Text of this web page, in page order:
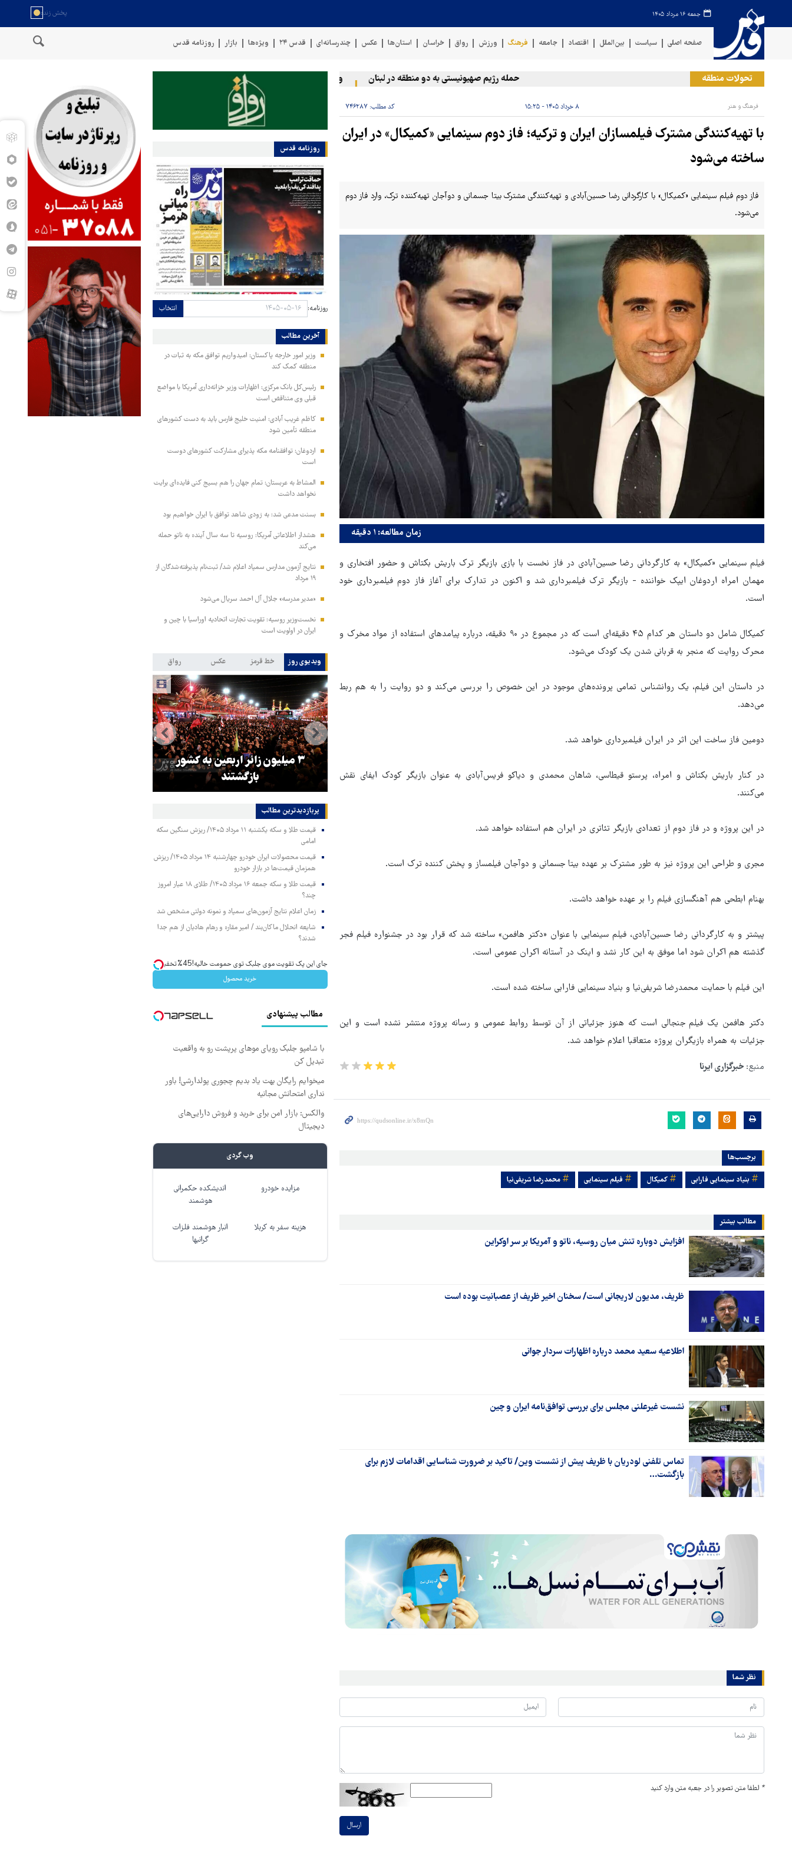
جمعه ۱۶ مرداد ۱۴۰۵
صفحه اصلی سیاست بین‌الملل اقتصاد جامعه فرهنگ ورزش رواق خراسان استان‌ها عکس چندرسانه‌ای قدس ۲۴ ویژه‌ها بازار روزنامه قدس
تحولات منطقه حمله رژیم صهیونیستی به دو منطقه در لبنان وقوع حادثه دریایی در سواحل عمان
فرهنگ و هنر ۸ خرداد ۱۴۰۵ - ۱۵:۲۵ کد مطلب: ۷۴۶۲۸۷
با تهیه‌کنندگی مشترک فیلمسازان ایران و ترکیه؛ فاز دوم سینمایی «کمیکال» در ایران
ساخته می‌شود
فاز دوم فیلم سینمایی «کمیکال» با کارگردانی رضا حسین‌آبادی و تهیه‌کنندگی مشترک بیتا جسمانی و دوآجان تهیه‌کننده ترک، وارد فاز دوم
می‌شود.
زمان مطالعه: ۱ دقیقه
فیلم سینمایی «کمیکال» به کارگردانی رضا حسین‌آبادی در فاز نخست با بازی بازیگر ترک باریش بکتاش و حضور افتخاری و
مهمان امراه اردوغان ایپک خواننده - بازیگر ترک فیلمبرداری شد و اکنون در تدارک برای آغاز فاز دوم فیلمبرداری خود
است.
کمیکال شامل دو داستان هر کدام ۴۵ دقیقه‌ای است که در مجموع در ۹۰ دقیقه، درباره پیامدهای استفاده از مواد مخرک و
محرک روایت که منجر به قربانی شدن یک کودک می‌شود.
در داستان این فیلم، یک روانشناس تمامی پرونده‌های موجود در این خصوص را بررسی می‌کند و دو روایت را به هم ربط
می‌دهد.
دومین فاز ساخت این اثر در ایران فیلمبرداری خواهد شد.
در کنار باریش بکتاش و امراه، پرستو قیطاسی، شاهان محمدی و دیاکو فریس‌آبادی به عنوان بازیگر کودک ایفای نقش
می‌کنند.
در این پروژه و در فاز دوم از تعدادی بازیگر تئاتری در ایران هم استفاده خواهد شد.
مجری و طراحی این پروژه نیز به طور مشترک بر عهده بیتا جسمانی و دوآجان فیلمساز و پخش کننده ترک است.
بهنام ابطحی هم آهنگسازی فیلم را بر عهده خواهد داشت.
پیشتر و به کارگردانی رضا حسین‌آبادی، فیلم سینمایی با عنوان «دکتر هافمن» ساخته شد که قرار بود در جشنواره فیلم فجر
گذشته هم اکران شود اما موفق به این کار نشد و اینک در آستانه اکران عمومی است.
این فیلم با حمایت محمدرضا شریفی‌نیا و بنیاد سینمایی فارابی ساخته شده است.
دکتر هافمن یک فیلم جنجالی است که هنوز جزئیاتی از آن توسط روابط عمومی و رسانه پروژه منتشر نشده است و این
جزئیات به همراه بازیگران پروژه متعاقبا اعلام خواهد شد.
منبع: خبرگزاری ایرنا
برچسب‌ها
بنیاد سینمایی فارابی کمیکال فیلم سینمایی محمدرضا شریفی‌نیا
مطالب بیشتر
افزایش دوباره تنش میان روسیه، ناتو و آمریکا بر سر اوکراین
ظریف، مدیون لاریجانی است/ سخنان اخیر ظریف از عصبانیت بوده است
اطلاعیه سعید محمد درباره اظهارات سردار جوانی
نشست غیرعلنی مجلس برای بررسی توافق‌نامه ایران و چین
تماس تلفنی لودریان با ظریف پیش از نشست وین/ تاکید بر ضرورت شناسایی اقدامات لازم برای
بازگشت…
نظر شما
* لطفا متن تصویر را در جعبه متن وارد کنید
ارسال
روزنامه قدس
روزنامه: انتخاب
آخرین مطالب
وزیر امور خارجه پاکستان: امیدواریم توافق مکه به ثبات در
منطقه کمک کند
رئیس‌کل بانک مرکزی: اظهارات وزیر خزانه‌داری آمریکا با مواضع
قبلی وی متناقض است
کاظم غریب آبادی: امنیت خلیج فارس باید به دست کشورهای
منطقه تأمین شود
اردوغان: توافقنامه مکه پذیرای مشارکت کشورهای دوست
است
المشاط به عربستان: تمام جهان را هم بسیج کنی فایده‌ای برایت
نخواهد داشت
بسنت مدعی شد: به زودی شاهد توافق با ایران خواهیم بود
هشدار اطلاعاتی آمریکا: روسیه تا سه سال آینده به ناتو حمله
می‌کند
نتایج آزمون مدارس سمپاد اعلام شد/ ثبت‌نام پذیرفته‌شدگان از
۱۹ مرداد
«مدیر مدرسه» جلال آل احمد سریال می‌شود
نخست‌وزیر روسیه:‌ تقویت تجارت اتحادیه اوراسیا با چین و
ایران در اولویت است
ویدیوی روز خط قرمز عکس رواق
در منطقه درمانده کرد
جنگ‌طلبی است!
۳ میلیون زائر اربعین به کشور
بازگشتند
پربازدیدترین‌ مطالب
قیمت طلا و سکه یکشنبه ۱۱ مرداد ۱۴۰۵/ ریزش سنگین سکه
امامی
قیمت محصولات ایران خودرو چهارشنبه ۱۴ مرداد ۱۴۰۵/ ریزش
همزمان قیمت‌ها در بازار خودرو
قیمت طلا و سکه جمعه ۱۶ مرداد ۱۴۰۵/ طلای ۱۸ عیار امروز
چند؟
زمان اعلام نتایج آزمون‌های سمپاد و نمونه دولتی مشخص شد
شایعه انحلال ماکان‌بند / امیر مقاره و رهام هادیان از هم جدا
شدند؟
جای این پک تقویت موی جلبک توی حمومت خالیه!45%تخفیف
خرید محصول
مطالب پیشنهادی
با شامپو جلبک رویای موهای پرپشت رو به واقعیت
تبدیل کن
میخوایم رایگان بهت یاد بدیم چجوری پولدارشی! باور
نداری امتحانش مجانیه
والکس: بازار امن برای خرید و فروش دارایی‌های
دیجیتال
وب گردی
مزایده خودرو
اندیشکده حکمرانی
هوشمند
هزینه سفر به کربلا
انبار هوشمند فلزات
گرانبها